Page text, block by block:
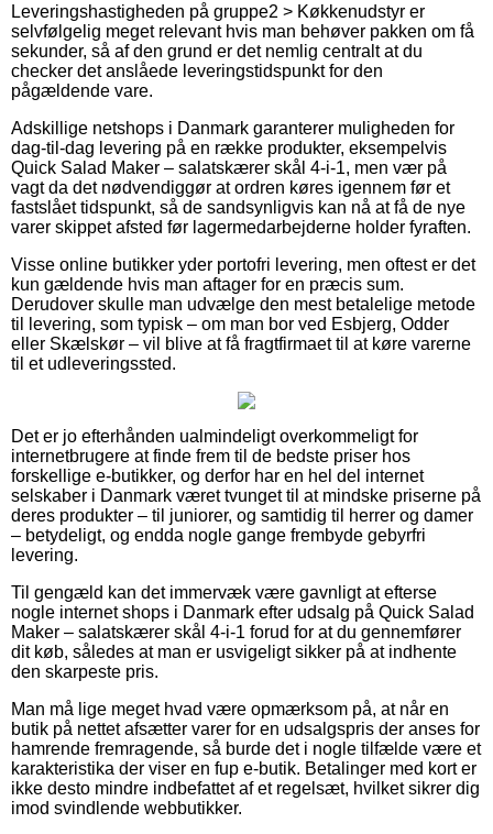
Leveringshastigheden på gruppe2 > Køkkenudstyr er
selvfølgelig meget relevant hvis man behøver pakken om få
sekunder, så af den grund er det nemlig centralt at du
checker det anslåede leveringstidspunkt for den
pågældende vare.
Adskillige netshops i Danmark garanterer muligheden for
dag-til-dag levering på en række produkter, eksempelvis
Quick Salad Maker – salatskærer skål 4-i-1, men vær på
vagt da det nødvendiggør at ordren køres igennem før et
fastslået tidspunkt, så de sandsynligvis kan nå at få de nye
varer skippet afsted før lagermedarbejderne holder fyraften.
Visse online butikker yder portofri levering, men oftest er det
kun gældende hvis man aftager for en præcis sum.
Derudover skulle man udvælge den mest betalelige metode
til levering, som typisk – om man bor ved Esbjerg, Odder
eller Skælskør – vil blive at få fragtfirmaet til at køre varerne
til et udleveringssted.
Det er jo efterhånden ualmindeligt overkommeligt for
internetbrugere at finde frem til de bedste priser hos
forskellige e-butikker, og derfor har en hel del internet
selskaber i Danmark været tvunget til at mindske priserne på
deres produkter – til juniorer, og samtidig til herrer og damer
– betydeligt, og endda nogle gange frembyde gebyrfri
levering.
Til gengæld kan det immervæk være gavnligt at efterse
nogle internet shops i Danmark efter udsalg på Quick Salad
Maker – salatskærer skål 4-i-1 forud for at du gennemfører
dit køb, således at man er usvigeligt sikker på at indhente
den skarpeste pris.
Man må lige meget hvad være opmærksom på, at når en
butik på nettet afsætter varer for en udsalgspris der anses for
hamrende fremragende, så burde det i nogle tilfælde være et
karakteristika der viser en fup e-butik. Betalinger med kort er
ikke desto mindre indbefattet af et regelsæt, hvilket sikrer dig
imod svindlende webbutikker.